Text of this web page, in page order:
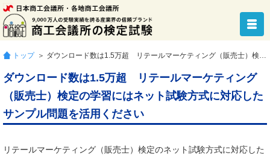
トップ ＞ ダウンロード数は1.5万超 リテールマーケティング（販売士）検定の学習にはネット試験方式に対応したサンプル問題を活用ください
ダウンロード数は1.5万超 リテールマーケティング
（販売士）検定の学習にはネット試験方式に対応した
サンプル問題を活用ください
リテールマーケティング（販売士）検定のネット試験方式に対応した